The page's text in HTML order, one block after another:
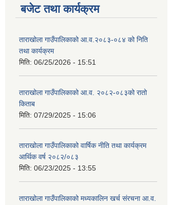
बजेट तथा कार्यक्रम
ताराखोला गाउँपालिकाको आ.व.२०८३-०८४ को निति
तथा कार्यक्रम
मिति: 06/25/2026 - 15:51
ताराखोला गाउँपालिकाको आ.व. २०८२-०८३को रातो
किताब
मिति: 07/29/2025 - 15:06
ताराखोला गाउँपालिकाको वार्षिक नीति तथा कार्यक्रम
आर्थिक वर्ष २०८२/०८३
मिति: 06/23/2025 - 13:55
ताराखोला गाउँपालिकाको मध्यकालिन खर्च संरचना आ.व.